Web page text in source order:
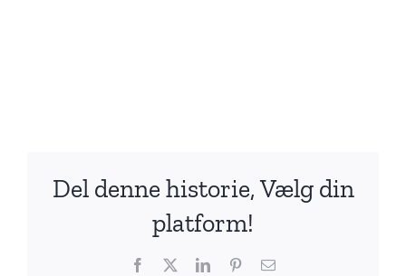
Del denne historie, Vælg din
platform!
Facebook LinkedInPinterest
E-